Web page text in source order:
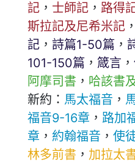
記 ， 士師記 ， 路得
斯拉記及尼希米記 ，
記 ， 詩篇1-50篇 ，
101-150篇 ， 箴言 ，
阿摩司書 ， 哈該書
新約： 馬太福音 ，
福音9-16章 ， 路加
章 ， 約翰福音 ， 使
林多前書 ， 加拉太